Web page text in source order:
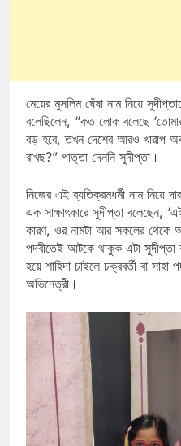
মেয়ের মুসলিম ঘেঁষা নাম নিয়ে
বলেছিলেন, “কত লোক বলেছে ‘তোমার
বড় হবে, তখন দেশের আরও খারাপ
রাখছ?” পাত্তা দেননি সুদীপ্তা।
নিজের এই ব্যতিক্রমধর্মী নাম নিয়ে
এক সাক্ষাৎকারে সুদীপ্তা বলেছেন,
কারণ, ওর নামটা আর সকলের থেকে
পদবীতেই আটকে থাকুক এটা
হয়ে শাহিদা চাইলে চক্রবর্তী বা
অভিনেত্রী।